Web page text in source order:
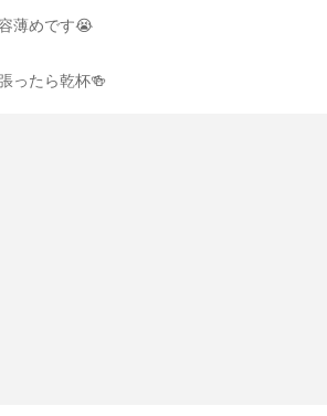
薄めです😭
ったら乾杯🍻